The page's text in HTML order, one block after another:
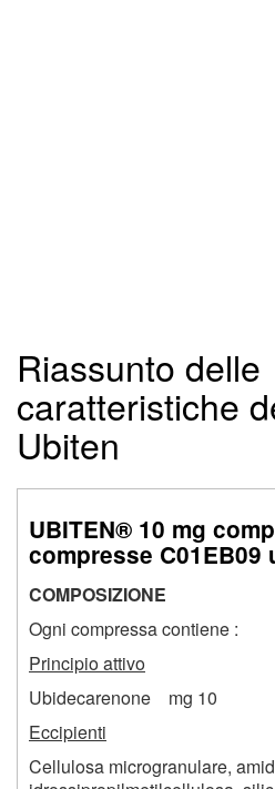
Riassunto delle
caratteristiche
Ubiten
UBITEN® 10 mg
compresse C01EB09
COMPOSIZIONE
Ogni compressa contiene :
Principio attivo
Ubidecarenone mg 10
Eccipienti
Cellulosa microgranulare,